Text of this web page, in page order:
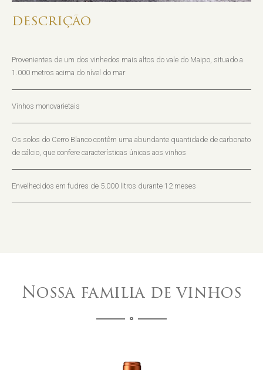
DESCRIÇÃO
Provenientes de um dos vinhedos mais altos do vale do Maipo, situado a
1.000 metros acima do nível do mar
Vinhos monovarietais
Os solos do Cerro Blanco contêm uma abundante quantidade de carbonato
de cálcio, que confere características únicas aos vinhos
Envelhecidos em fudres de 5.000 litros durante 12 meses
Nossa familia de vinhos